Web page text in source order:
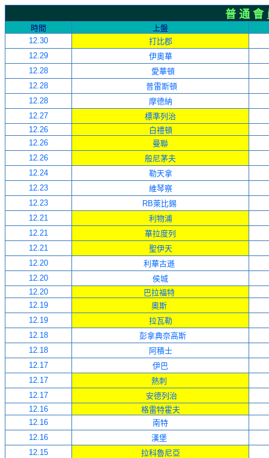
普 通 會
時間 上盤
12.30
打比郡
12.29
伊奧華
12.28
愛華頓
12.28
普雷斯頓
12.28
摩德納
12.27
標準列治
12.26
白禮頓
12.26
曼聯
12.26
般尼茅夫
12.24
勒天拿
12.23
維琴察
12.23
RB萊比錫
12.21
利物浦
12.21
華拉度列
12.21
聖伊天
12.20
利華古遜
12.20
侯城
12.20
巴拉福特
12.19
奧斯
12.19
拉瓦勒
12.18
彭拿典奈高斯
12.18
阿積士
12.17
伊巴
12.17
熱刺
12.17
安德列治
12.16
格雷特霍夫
12.16
南特
12.16
漢堡
12.15
拉科魯尼亞